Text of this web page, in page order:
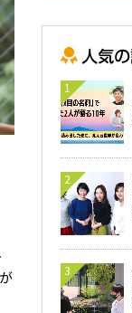
1
2
3